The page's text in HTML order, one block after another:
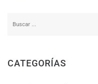
CATEGORÍAS